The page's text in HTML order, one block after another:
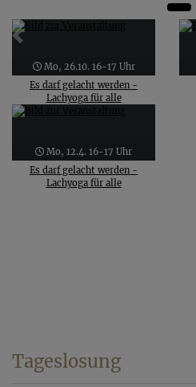
Mo, 26.10. 16-17 Uhr
Es darf gelacht werden -
Lachyoga für alle
Mo, 12.4. 16-17 Uhr
Es darf gelacht werden -
Lachyoga für alle
Zurück
Tageslosung